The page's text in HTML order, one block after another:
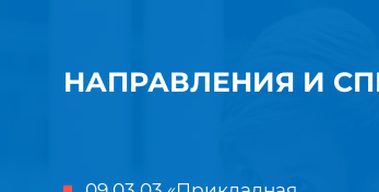
НАПРАВЛЕНИЯ И